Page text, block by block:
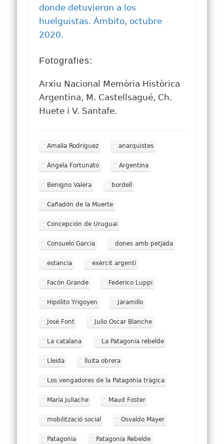
donde detuvieron a los
huelguistas. Ámbito, octubre
2020.
Fotografies:
Arxiu Nacional Memòria Històrica
Argentina, M. Castellsagué, Ch.
Huete i V. Santafe.
Amalia Rodriguez anarquistes
Ángela Fortunato Argentina
Benigno Valera bordell
Cañadón de la Muerte
Concepción de Uruguai
Consuelo Garcia dones amb petjada
estancia exèrcit argentí
Facón Grande Federico Luppi
Hipólito Yrigoyen Jaramillo
José Font Julio Oscar Blanche
La catalana La Patagonia rebelde
Lleida lluita obrera
Los vengadores de la Patagonia trágica
María Juliache Maud Foster
mobilització social Osvaldo Mayer
Patagonia Patagonia Rebelde